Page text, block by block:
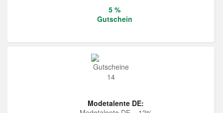
5 %
Gutschein
Modetalente DE: